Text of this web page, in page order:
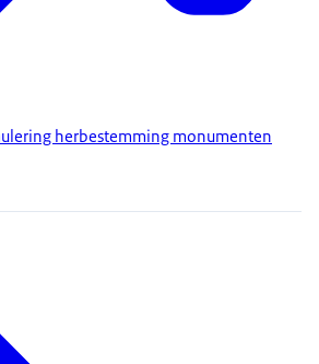
herbestemming monumenten